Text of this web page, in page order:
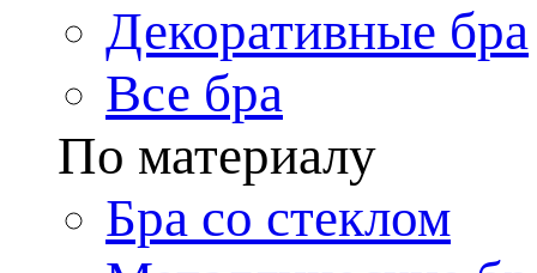
Декоративные бра
Все бра
По материалу
Бра со стеклом